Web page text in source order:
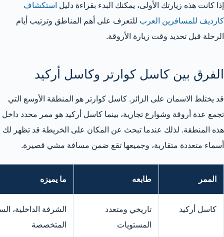
إذا كانت هذه زيارتك الأولى، يمكنك البدء بقراءة دليل استكشاف
كارديف للمسافرين العرب للتعرف على أهم المناطق وترتيب أيام
الرحلة قبل تحديد وقت زيارة الأروقة.
الفرق بين كاسل كوارتر وكاسل أركيد
قد يختلط الاسمان على الزائر. كاسل كوارتر هو المنطقة الأوسع التي
تجمع عدة أروقة وشوارع تجارية، بينما كاسل أركيد هو ممر محدد داخل
هذه المنطقة. لذلك عندما تبحث عن المكان على الخريطة قد تظهر لك
أسماء متعددة متقاربة، وجميعها تقع ضمن مسافة مشي قصيرة.
الممر طابعه ما يميزه
كاسل أركيد
تاريخي ومتعدد
المستويات
الشرفة الداخلية،
المتخصصة